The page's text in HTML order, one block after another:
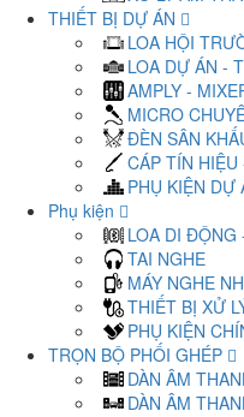
THIẾT BỊ DỰ ÁN
LOA HỘI
LOA DỰ ÁN -
AMPLY -
MICRO
ĐÈN SÂN
CÁP TÍN HIỆU
PHỤ KIỆN DỰ
Phụ kiện
LOA DI ĐỘNG
TAI NGHE
MÁY NGHE
THIẾT BỊ XỬ
PHỤ KIỆN
TRỌN BỘ PHỐI GHÉP
DÀN ÂM
DÀN ÂM